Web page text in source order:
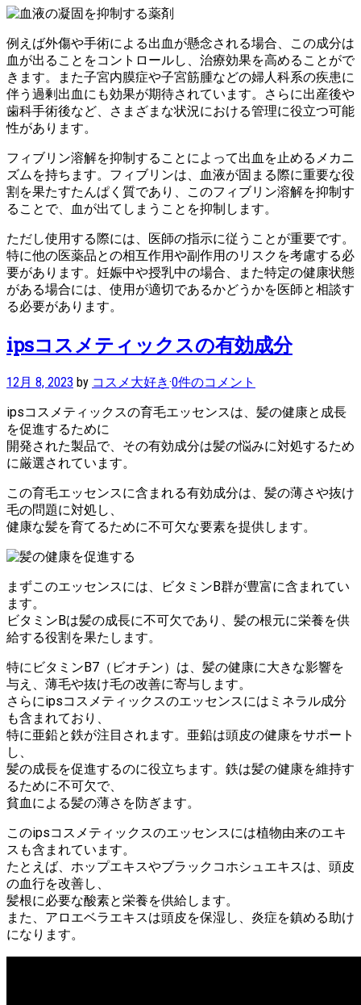
例えば外傷や手術による出血が懸念される場合、この成分は
血が出ることをコントロールし、治療効果を高めることがで
きます。また子宮内膜症や子宮筋腫などの婦人科系の疾患に
伴う過剰出血にも効果が期待されています。さらに出産後や
歯科手術後など、さまざまな状況における管理に役立つ可能
性があります。
フィブリン溶解を抑制することによって出血を止めるメカニ
ズムを持ちます。フィブリンは、血液が固まる際に重要な役
割を果たすたんぱく質であり、このフィブリン溶解を抑制す
ることで、血が出てしまうことを抑制します。
ただし使用する際には、医師の指示に従うことが重要です。
特に他の医薬品との相互作用や副作用のリスクを考慮する必
要があります。妊娠中や授乳中の場合、また特定の健康状態
がある場合には、使用が適切であるかどうかを医師と相談す
る必要があります。
ipsコスメティックスの有効成分
12月 8, 2023 by コスメ大好き·0件のコメント
ipsコスメティックスの育毛エッセンスは、髪の健康と成長
を促進するために
開発された製品で、その有効成分は髪の悩みに対処するため
に厳選されています。
この育毛エッセンスに含まれる有効成分は、髪の薄さや抜け
毛の問題に対処し、
健康な髪を育てるために不可欠な要素を提供します。
まずこのエッセンスには、ビタミンB群が豊富に含まれてい
ます。
ビタミンBは髪の成長に不可欠であり、髪の根元に栄養を供
給する役割を果たします。
特にビタミンB7（ビオチン）は、髪の健康に大きな影響を
与え、薄毛や抜け毛の改善に寄与します。
さらにipsコスメティックスのエッセンスにはミネラル成分
も含まれており、
特に亜鉛と鉄が注目されます。亜鉛は頭皮の健康をサポート
し、
髪の成長を促進するのに役立ちます。鉄は髪の健康を維持す
るために不可欠で、
貧血による髪の薄さを防ぎます。
このipsコスメティックスのエッセンスには植物由来のエキ
スも含まれています。
たとえば、ホップエキスやブラックコホシュエキスは、頭皮
の血行を改善し、
髪根に必要な酸素と栄養を供給します。
また、アロエベラエキスは頭皮を保湿し、炎症を鎮める助け
になります。